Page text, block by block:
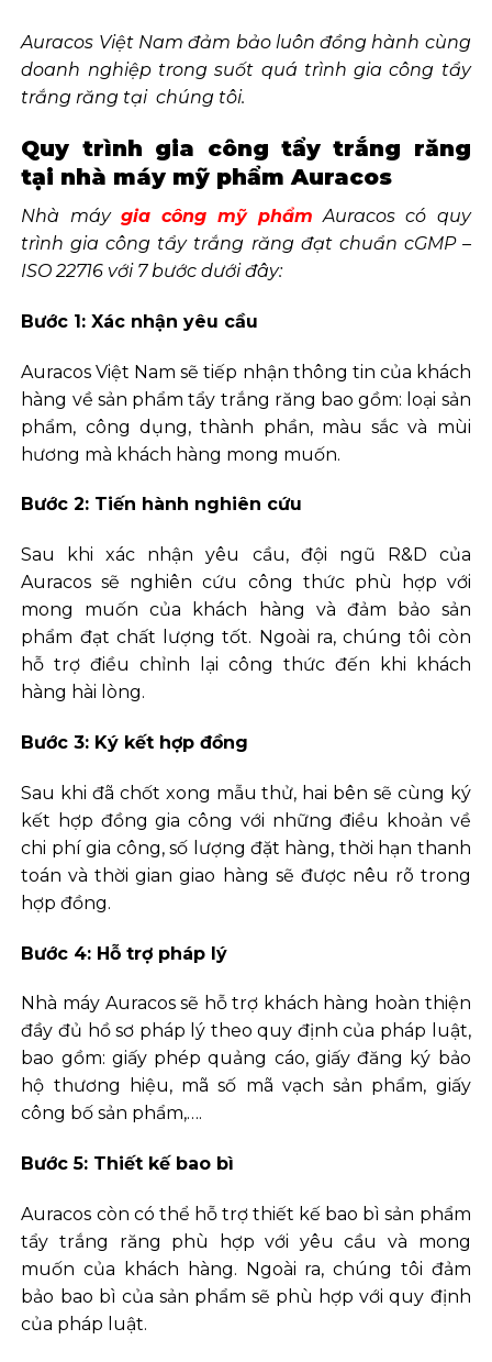
Auracos Việt Nam đảm bảo luôn đồng hành cùng
doanh nghiệp trong suốt quá trình gia công tẩy
trắng răng tại chúng tôi.
Quy trình gia công tẩy trắng răng
tại nhà máy mỹ phẩm Auracos
Nhà máy gia công mỹ phẩm Auracos có quy
trình gia công tẩy trắng răng đạt chuẩn cGMP –
ISO 22716 với 7 bước dưới đây:
Bước 1: Xác nhận yêu cầu
Auracos Việt Nam sẽ tiếp nhận thông tin của khách
hàng về sản phẩm tẩy trắng răng bao gồm: loại sản
phẩm, công dụng, thành phần, màu sắc và mùi
hương mà khách hàng mong muốn.
Bước 2: Tiến hành nghiên cứu
Sau khi xác nhận yêu cầu, đội ngũ R&D của
Auracos sẽ nghiên cứu công thức phù hợp với
mong muốn của khách hàng và đảm bảo sản
phẩm đạt chất lượng tốt. Ngoài ra, chúng tôi còn
hỗ trợ điều chỉnh lại công thức đến khi khách
hàng hài lòng.
Bước 3: Ký kết hợp đồng
Sau khi đã chốt xong mẫu thử, hai bên sẽ cùng ký
kết hợp đồng gia công với những điều khoản về
chi phí gia công, số lượng đặt hàng, thời hạn thanh
toán và thời gian giao hàng sẽ được nêu rõ trong
hợp đồng.
Bước 4: Hỗ trợ pháp lý
Nhà máy Auracos sẽ hỗ trợ khách hàng hoàn thiện
đầy đủ hồ sơ pháp lý theo quy định của pháp luật,
bao gồm: giấy phép quảng cáo, giấy đăng ký bảo
hộ thương hiệu, mã số mã vạch sản phẩm, giấy
công bố sản phẩm,….
Bước 5: Thiết kế bao bì
Auracos còn có thể hỗ trợ thiết kế bao bì sản phẩm
tẩy trắng răng phù hợp với yêu cầu và mong
muốn của khách hàng. Ngoài ra, chúng tôi đảm
bảo bao bì của sản phẩm sẽ phù hợp với quy định
của pháp luật.